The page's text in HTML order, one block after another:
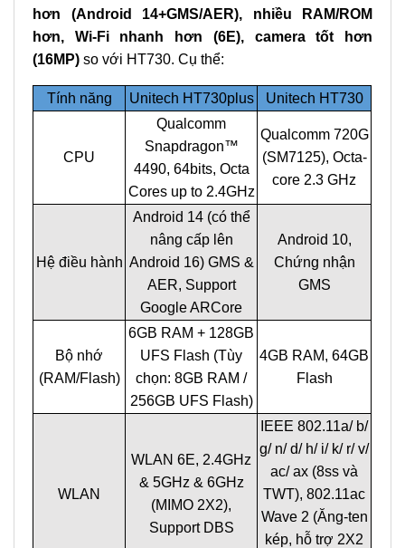
hơn (Android 14+GMS/AER), nhiều RAM/ROM
hơn, Wi-Fi nhanh hơn (6E), camera tốt hơn
(16MP) so với HT730. Cụ thể:
Tính năng Unitech HT730plus Unitech HT730
CPU
Qualcomm
Snapdragon™
4490, 64bits, Octa
Cores up to 2.4GHz
Qualcomm 720G
(SM7125), Octa-
core 2.3 GHz
Hệ điều hành
Android 14 (có thể
nâng cấp lên
Android 16) GMS &
AER, Support
Google ARCore
Android 10,
Chứng nhận
GMS
Bộ nhớ
(RAM/Flash)
6GB RAM + 128GB
UFS Flash (Tùy
chọn: 8GB RAM /
256GB UFS Flash)
4GB RAM, 64GB
Flash
WLAN
WLAN 6E, 2.4GHz
& 5GHz & 6GHz
(MIMO 2X2),
Support DBS
IEEE 802.11a/ b/
g/ n/ d/ h/ i/ k/ r/ v/
ac/ ax (8ss và
TWT), 802.11ac
Wave 2 (Ăng-ten
kép, hỗ trợ 2X2